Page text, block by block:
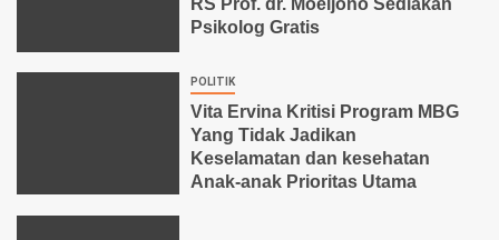
Psikolog Gratis
POLITIK
Vita Ervina Kritisi Program MBG
Yang Tidak Jadikan
Keselamatan dan kesehatan
Anak-anak Prioritas Utama